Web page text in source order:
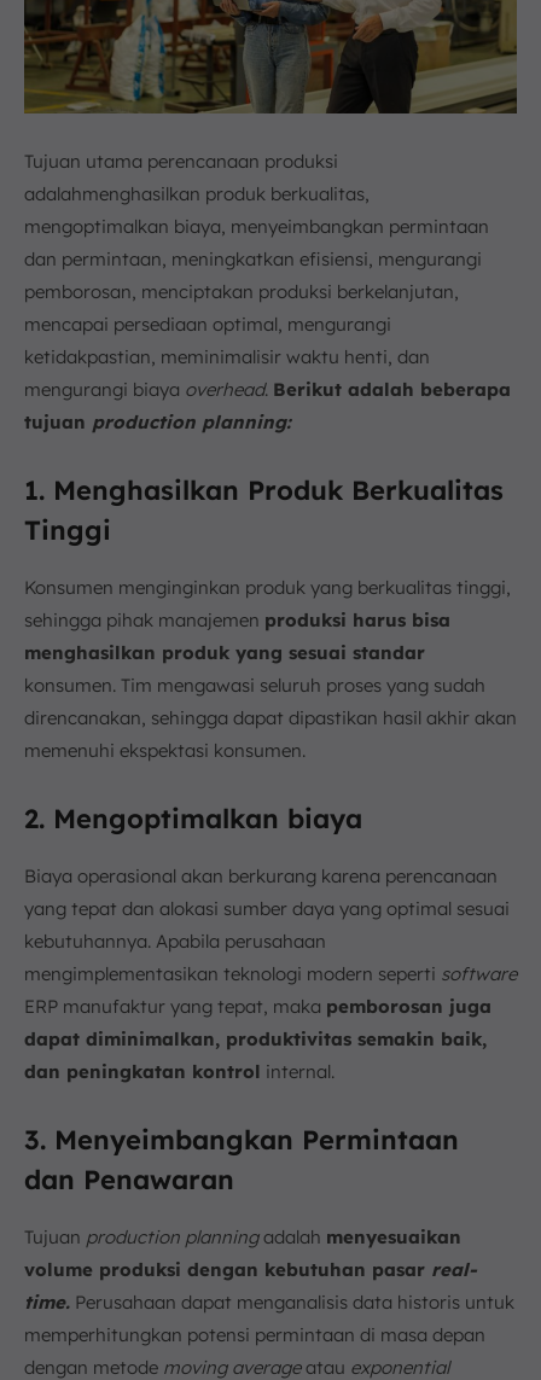
Tujuan utama perencanaan produksi
adalahmenghasilkan produk berkualitas,
mengoptimalkan biaya, menyeimbangkan permintaan
dan permintaan, meningkatkan efisiensi, mengurangi
pemborosan, menciptakan produksi berkelanjutan,
mencapai persediaan optimal, mengurangi
ketidakpastian, meminimalisir waktu henti, dan
mengurangi biaya overhead. Berikut adalah beberapa
tujuan production planning:
1. Menghasilkan Produk Berkualitas
Tinggi
Konsumen menginginkan produk yang berkualitas tinggi,
sehingga pihak manajemen produksi harus bisa
menghasilkan produk yang sesuai standar
konsumen. Tim mengawasi seluruh proses yang sudah
direncanakan, sehingga dapat dipastikan hasil akhir akan
memenuhi ekspektasi konsumen.
2. Mengoptimalkan biaya
Biaya operasional akan berkurang karena perencanaan
yang tepat dan alokasi sumber daya yang optimal sesuai
kebutuhannya. Apabila perusahaan
mengimplementasikan teknologi modern seperti software
ERP manufaktur yang tepat, maka pemborosan juga
dapat diminimalkan, produktivitas semakin baik,
dan peningkatan kontrol internal.
3. Menyeimbangkan Permintaan
dan Penawaran
Tujuan production planningadalah menyesuaikan
volume produksi dengan kebutuhan pasar real-
time. Perusahaan dapat menganalisis data historis untuk
memperhitungkan potensi permintaan di masa depan
dengan metode moving averageatau exponential